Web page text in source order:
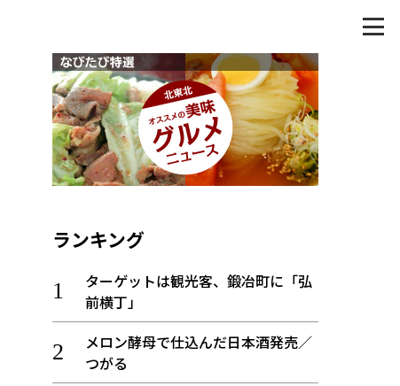
ランキング
ターゲットは観光客、鍛冶町に「弘
前横丁」
メロン酵母で仕込んだ日本酒発売／
つがる